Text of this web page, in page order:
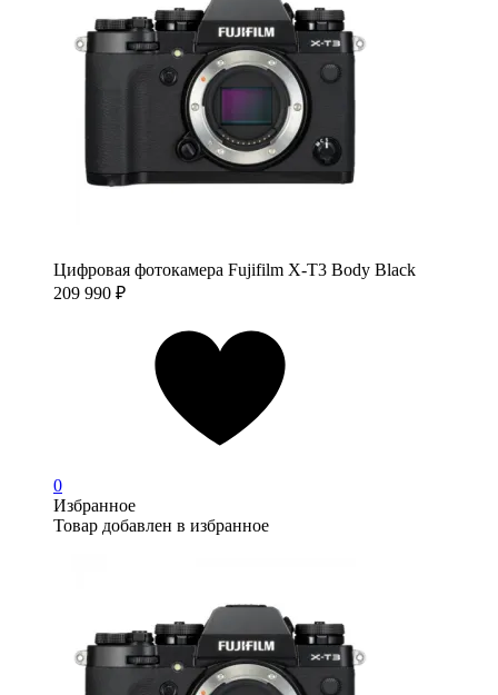
Цифровая фотокамера Fujifilm X-T3 Body Black
209 990 ₽
0
Избранное
Товар добавлен в избранное